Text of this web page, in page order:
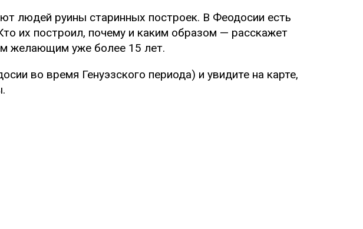
людей руины старинных построек. В Феодосии есть
их построил, почему и каким образом — расскажет
желающим уже более 15 лет.
во время Генуэзского периода) и увидите на карте,